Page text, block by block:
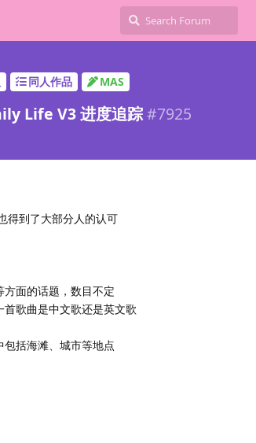
同人作品 MAS
Life V3 进度追踪 #7925
得到了大部分人的认可
面的话题，数目不定
歌曲是中文歌还是英文歌
包括海滩、城市等地点